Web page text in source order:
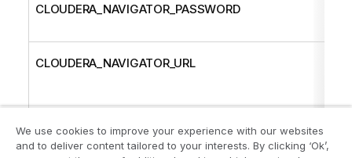
CLOUDERA_NAVIGATOR_PASSWORD
CLOUDERA_NAVIGATOR_URL
CLOUDERA_NAVIGATOR_METADATA_URL
We use cookies to improve your experience with our websites
and to deliver content tailored to your interests. By clicking ‘Ok’,